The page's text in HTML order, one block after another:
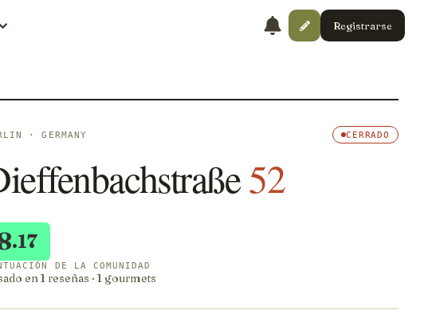
Registrarse
· GERMANY CERRADO
52
.17
DE LA COMUNIDAD
en 1 reseñas · 1 gourmets